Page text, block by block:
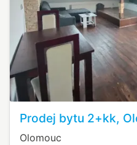
Prodej bytu 2+kk,
Olomouc